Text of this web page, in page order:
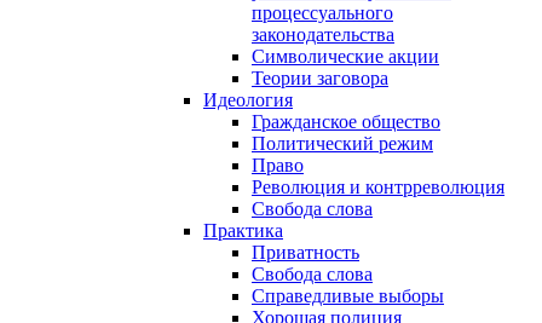
процессуального
законодательства
Символические акции
Теории заговора
Идеология
Гражданское общество
Политический режим
Право
Революция и контрреволюция
Свобода слова
Практика
Приватность
Свобода слова
Справедливые выборы
Хорошая полиция